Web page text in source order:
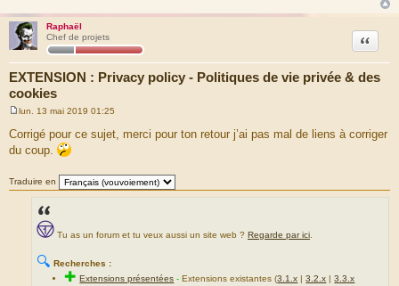
Raphaël
Chef de projets
EXTENSION : Privacy policy - Politiques de vie privée & des
cookies
Citation
s
s
e
lun. 13 mai 2019 01:25
Corrigé pour ce sujet, merci pour ton retour j’ai pas mal de liens à corriger
du coup.
Traduire en
Tu as un forum et tu veux aussi un site web ? Regarde par ici
🔍 Recherches :
✚Extensions présentées -Extensions existantes (3.1.x |3.2.x |3.3.x